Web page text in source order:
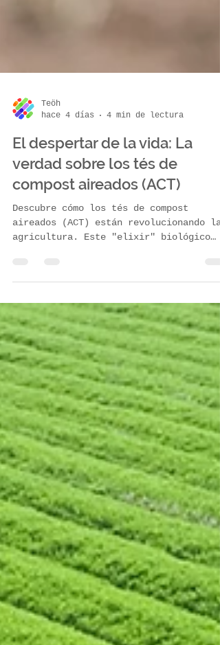
Teöh
hace 4 días
4 min de lectura
El despertar de la vida: La
verdad sobre los tés de
compost aireados (ACT)
protegiendo contra enfermedades,
mejorando la retención de agua y
reduciendo el uso de químicos. Explora
su origen, cómo funciona y por qué
solución sustentable tiene un
enorme para transformar los cultivos
México.